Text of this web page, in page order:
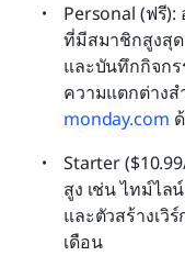
Personal (ฟรี
ที่มีสมาชิกสูงสุ
และบันทึกกิจก
ความแตกต่าง
monday.com
Starter
สูง เช่น ไทม์ไ
และตัวสร้างเวิ
เดือน